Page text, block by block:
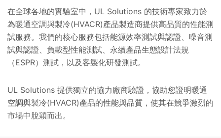
在全球各地的實驗室中，UL Solutions 的技術專家致力於
為暖通空調與製冷(HVACR)產品製造商提供高品質的性能測
試服務。我們的核心服務包括能源效率測試與認證、噪音測
試與認證、負載型性能測試、永續產品生態設計法規
（ESPR）測試，以及客製化研發測試。
UL Solutions 提供獨立的協力廠商驗證，協助您證明暖通
空調與製冷(HVACR)產品的性能與品質，使其在競爭激烈的
市場中脫穎而出。